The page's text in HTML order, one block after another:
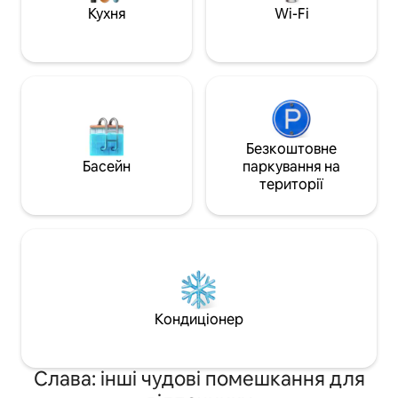
Славське – ідеально підходить для
становить
Кухня Wi-Fi
Басейн
Безкоштовне
паркування на
території
Кондиціонер
Слава: інші чудові помешкання для